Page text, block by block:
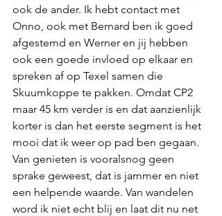
ook de ander. Ik hebt contact met
Onno, ook met Bernard ben ik goed
afgestemd en Werner en jij hebben
ook een goede invloed op elkaar en
spreken af op Texel samen die
Skuumkoppe te pakken. Omdat CP2
maar 45 km verder is en dat aanzienlijk
korter is dan het eerste segment is het
mooi dat ik weer op pad ben gegaan.
Van genieten is vooralsnog geen
sprake geweest, dat is jammer en niet
een helpende waarde. Van wandelen
word ik niet echt blij en laat dit nu net